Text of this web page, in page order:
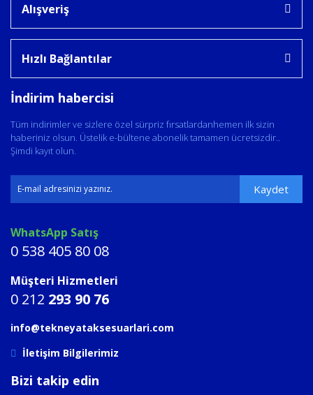
Alışveriş
Hızlı Bağlantılar
İndirim habercisi
Tüm indirimler ve sizlere özel sürpriz fırsatlardanhemen ilk sizin
haberiniz olsun. Üstelik e-bültene abonelik tamamen ücretsizdir..
Şimdi kayıt olun.
Kaydet
WhatsApp Satış
0 538 405 80 08
Müşteri Hizmetleri
0 212 293 90 76
info@tekneyataksesuarlari.com
İletişim Bilgilerimiz
Bizi takip edin